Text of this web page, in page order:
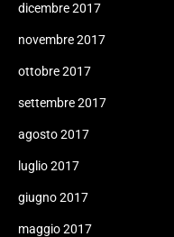
dicembre 2017
novembre 2017
ottobre 2017
settembre 2017
agosto 2017
luglio 2017
giugno 2017
maggio 2017